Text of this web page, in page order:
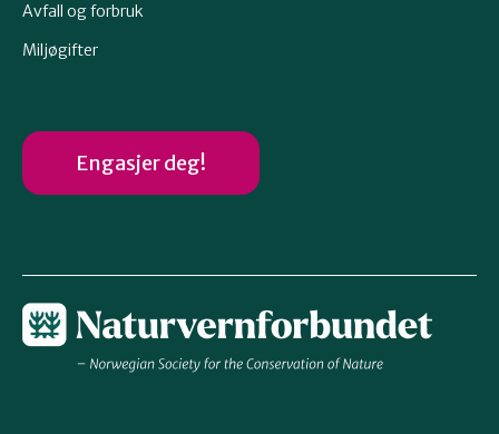
Avfall og forbruk
Miljøgifter
Engasjer deg!